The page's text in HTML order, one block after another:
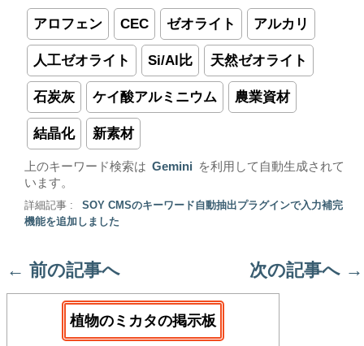
アロフェン CEC ゼオライト アルカリ
人工ゼオライト Si/Al比 天然ゼオライト
石炭灰 ケイ酸アルミニウム 農業資材
結晶化 新素材
上のキーワード検索は Gemini
を利用して自動生成されて
います。
詳細記事 :
SOY CMSのキーワード自動抽出プラグインで入力補完
機能を追加しました
← 前の記事へ 次の記事へ →
植物のミカタの掲示板